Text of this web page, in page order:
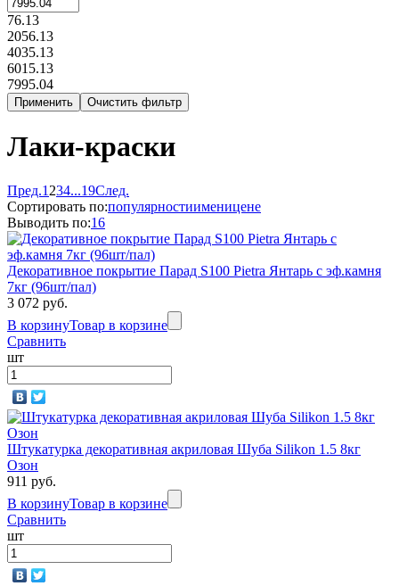
76.13
2056.13
4035.13
6015.13
7995.04
Лаки-краски
Пред.1 234...19След.
Сортировать по:популярностиименицене
Выводить по:16
Декоративное покрытие Парад S100 Pietra Янтарь с эф.камня
7кг (96шт/пал)
3 072 руб.
В корзинуТовар в корзине
Сравнить
шт
Штукатурка декоративная акриловая Шуба Silikon 1.5 8кг
Озон
911 руб.
В корзинуТовар в корзине
Сравнить
шт